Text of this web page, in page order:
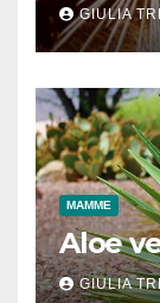
GIULIA
MAMME
Aloe
GIULIA